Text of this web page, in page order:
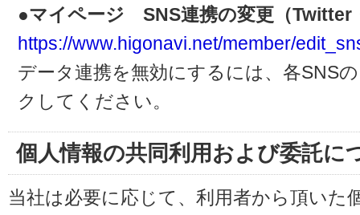
●マイページ SNS連携の変更（Twitter
https://www.higonavi.net/member/
データ連携を無効にするには、各SNS
クしてください。
個人情報の共同利用および委託に
当社は必要に応じて、利用者から頂いた